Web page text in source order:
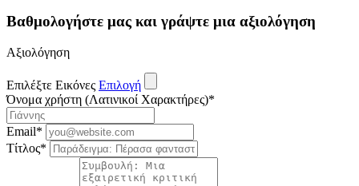
Βαθμολογήστε μας και γράψτε μια αξιολόγηση
Αξιολόγηση
Επιλέξτε Εικόνες Επιλογή
Όνομα χρήστη (Λατινικοί Χαρακτήρες)*
Email*
Τίτλος*